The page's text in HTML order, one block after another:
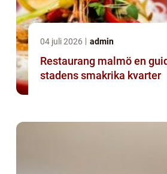
04 juli 2026 admin
Restaurang malmö en guide till
stadens smakrika kvarter